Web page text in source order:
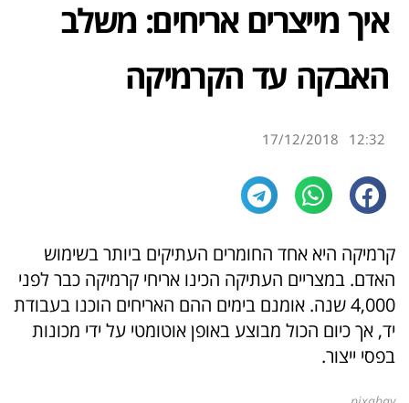
איך מייצרים אריחים: משלב
האבקה עד הקרמיקה
12:32
17/12/2018
קרמיקה היא אחד החומרים העתיקים ביותר בשימוש
האדם. במצריים העתיקה הכינו אריחי קרמיקה כבר לפני
4,000 שנה. אומנם בימים ההם האריחים הוכנו בעבודת
יד, אך כיום הכול מבוצע באופן אוטומטי על ידי מכונות
בפסי ייצור.